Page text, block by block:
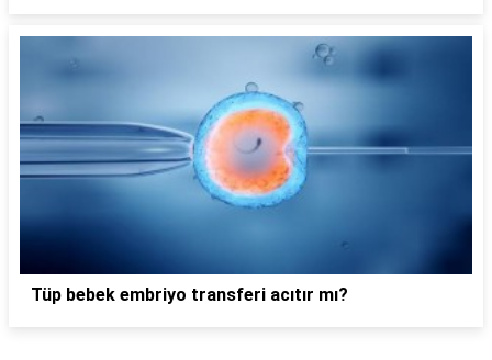
Tüp bebek embriyo transferi acıtır mı?